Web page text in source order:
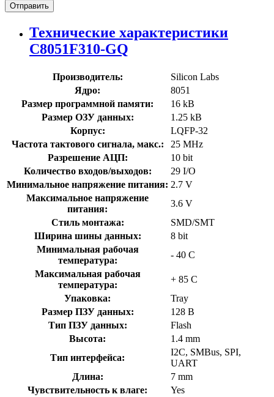
Отправить
Технические характеристики
C8051F310-GQ
Производитель:
Silicon Labs
Ядро:
8051
Размер программной памяти:
16 kB
Размер ОЗУ данных:
1.25 kB
Корпус:
LQFP-32
Частота тактового сигнала, макс.:
25 MHz
Разрешение АЦП:
10 bit
Количество входов/выходов:
29 I/O
Минимальное напряжение питания: 2.7 V
Максимальное напряжение
питания:
3.6 V
Стиль монтажа:
SMD/SMT
Ширина шины данных:
8 bit
Минимальная рабочая
температура:
- 40 C
Максимальная рабочая
температура:
+ 85 C
Упаковка:
Tray
Размер ПЗУ данных:
128 B
Тип ПЗУ данных:
Flash
Высота:
1.4 mm
Тип интерфейса:
I2C, SMBus, SPI,
UART
Длина:
7 mm
Чувствительность к влаге:
Yes